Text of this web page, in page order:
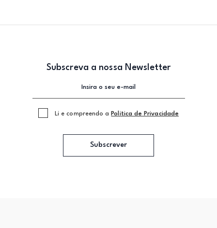
Subscreva a nossa Newsletter
Li e compreendo a Politica de Privacidade
Subscrever